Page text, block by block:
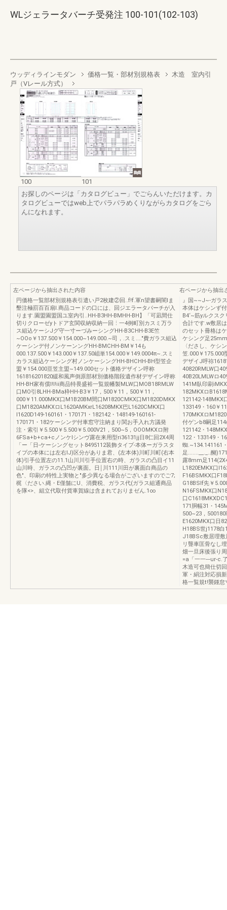
WLジェラータバーチ受発注 100-101(102-103)
ウッディラインモダン 価格一覧・部材別規格表
木造 室内引
戸（Vレール方式）
100
101
お探しのページは「カタログビュー」でごらんいただけます。カ
タログビューではweb上でパラパラめくりながらカタログをごら
んになれます。
左ページから抽出された内容
円価格一覧部材別規格表引遣い戸2枚建②回..f!f.軍n望書嗣闇Iま
墾注極罰百百扇l.商品コードの口には、回ジエラータパーチが入
ります.園盟園盟国ユ室内引..HH-B3HH-BMHH-BH】「可凪間仕
切りクローゼyトドア玄関収納収納一回⋮一4例町別カスミ万ラ
ス組込ケーシJグ守一寸ーづみーシングHH-B3CHH-B3E竺
~OOo￥137.500￥154.000~149.000.~司，.スミ...."費ガラス組込
ケーシンデ付ノンケーンングHH-BMCHH-BM￥14も
000.137.500￥143.000￥137.50岨単154.000￥149.0004π~.スミ
カラス組込ケーシング村ノンケーシングHH-BHCHH-BH型笠企
盟￥154.000亘笠主盟~149.000セット価格デザイン呼称
161816201820緩和風声倒原部材別価格階段遺作材デザイン呼称
HH-BH家有償l!I!ii商品特畏盛裕一覧規幡製MLW口MOB18RMLW
口MO引8LHH-BMa枠HH-B3￥17，500￥11，500￥11，
000￥11.000MKX口M1B20BM間口M1820CMKX口M1820DMKX
口M1820AMKXロL1620AMKxrL16208MKX巴L1620CMKX口
l1620D149-160161・170171・182142・148149-160161-
170171・182ケーシンデ付車窓守注納まり関お手入れ方議発
注・索引￥5.500￥5.500￥5.000V21，500~5，OOOMKXロ附
6FSa+b+ca+cノンケlシンヴ露在来用型ri36131jj日8仁回2X4周
「ー「日-ケーシングセット8495112装飾タイプ-本体ーガラスタ
イプの本体には左右IJ)区分がありま君、(左本体)川町川町(右本
体)引手位置左の11.1山川川引手位置右の時、ガラスの凸目イ11
山川時、ガラスの凸凹が裏面。日￨川111川田が裏面白商品の
色"、印刷の特性上実物と"多少異なる場合がございますのでご7;
梶〈ださい.縄・E僅舗にU、消費税、ガラス代(ガラス組通商品
を隊<>、組立代取付貨車賀線は含まれておりまゼん.1∞
右ページから抽出
』国~~J~-ガラ
本体はケシンず
B4‘~筋yルクス
合計です.w敷居
のセット冊格は
ケシング足
〈ださし、ケシ
笠.000￥175.000
デザイJ呼祢
40820RMLW口
40B20LMLWロ
141M臥印刷
182MKXロ
121142-148MKX
133149・160￥
170MKXロ
付ゲンb8嗣足
121142・
122・133149・
蜘.~134.141161
足.......__._..醐
露8mm足
L1820EMKX口
F16BSMKX口
G18BSIf先￥
N16FSMKX口
口
171胴幅31・
500~23，
E1620MKX口日
H18BS世j1178
J18BSc敷居理敷
リ聾車匡骨なし
畑一旦床後張り
=a「一一---ur-c.
木造可也簡仕切
軍・絹注対応損
格一覧規t!襲鍾怠